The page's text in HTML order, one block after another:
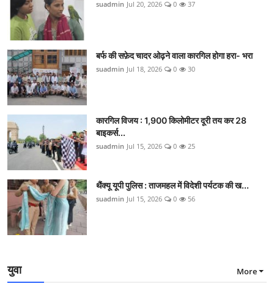
suadmin Jul 20, 2026 0 37
बर्फ की सफ़ेद चादर ओढ़ने वाला कारगिल होगा हरा- भरा
suadmin Jul 18, 2026 0 30
कारगिल विजय : 1,900 किलोमीटर दूरी तय कर 28
बाइकर्स...
suadmin Jul 15, 2026 0 25
थैंक्यू यूपी पुलिस : ताजमहल में विदेशी पर्यटक की ख...
suadmin Jul 15, 2026 0 56
युवा More